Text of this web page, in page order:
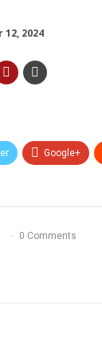
12, 2024
Google+
0 Comments